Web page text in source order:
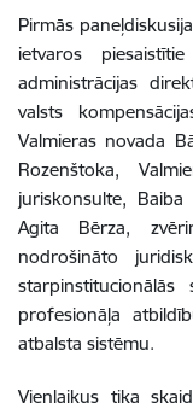
Pirmās
ietvaros
administrācijas
valsts
Valmieras novada
Rozenštoka,
juriskonsulte,
Agita Bērza,
nodrošināto
profesionāļa
atbalsta sistēmu.
Vienlaikus tika